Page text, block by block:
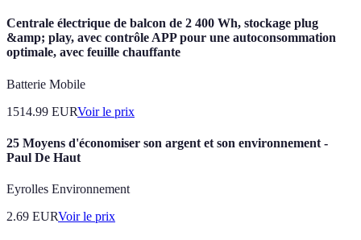
Centrale électrique de balcon de 2 400 Wh, stockage plug
&amp; play, avec contrôle APP pour une autoconsommation
optimale, avec feuille chauffante
Batterie Mobile
1514.99 EURVoir le prix
25 Moyens d'économiser son argent et son environnement -
Paul De Haut
Eyrolles Environnement
2.69 EURVoir le prix